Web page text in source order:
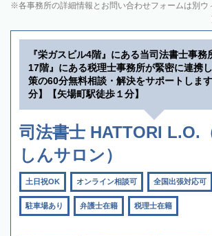
各事務所の詳細情報とお問い合わせフォームは別ウ
『栄ガスビル4階』にある当司法書士事務
17階』にある税理士事務所が緊密に連携
策の60分無料相談・解決をサポートしま
分】【矢場町駅徒歩１分】
司法書士 HATTORI L.O.
しんサロン）
土日祝OK オンライン相談可 全国出張対応可
駐車場あり 弁護士在籍 税理士在籍